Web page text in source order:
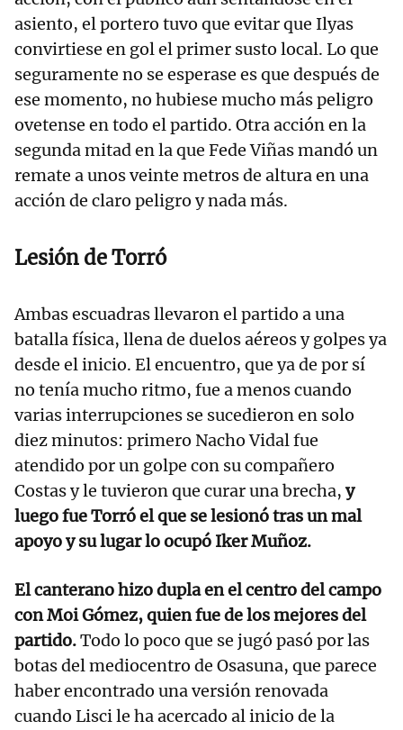
asiento, el portero tuvo que evitar que Ilyas
convirtiese en gol el primer susto local. Lo que
seguramente no se esperase es que después de
ese momento, no hubiese mucho más peligro
ovetense en todo el partido. Otra acción en la
segunda mitad en la que Fede Viñas mandó un
remate a unos veinte metros de altura en una
acción de claro peligro y nada más.
Lesión de Torró
Ambas escuadras llevaron el partido a una
batalla física, llena de duelos aéreos y golpes ya
desde el inicio. El encuentro, que ya de por sí
no tenía mucho ritmo, fue a menos cuando
varias interrupciones se sucedieron en solo
diez minutos: primero Nacho Vidal fue
atendido por un golpe con su compañero
Costas y le tuvieron que curar una brecha, y
luego fue Torró el que se lesionó tras un mal
apoyo y su lugar lo ocupó Iker Muñoz.
El canterano hizo dupla en el centro del campo
con Moi Gómez, quien fue de los mejores del
partido.Todo lo poco que se jugó pasó por las
botas del mediocentro de Osasuna, que parece
haber encontrado una versión renovada
cuando Lisci le ha acercado al inicio de la